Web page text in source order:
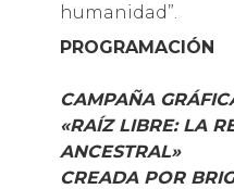
humanidad”.
PROGRAMACIÓN
CAMPAÑA
«RAÍZ LIBRE: LA
ANCESTRAL»
CREADA POR